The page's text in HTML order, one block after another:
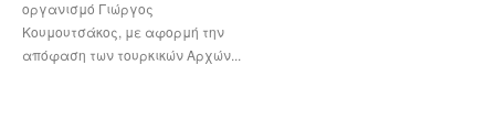
οργανισμό Γιώργος
Κουμουτσάκος, με αφορμή την
απόφαση των τουρκικών Αρχών...